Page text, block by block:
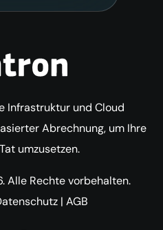
Infrastruktur und Cloud
Abrechnung, um Ihre
umzusetzen.
Alle Rechte vorbehalten.
| AGB